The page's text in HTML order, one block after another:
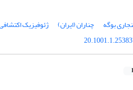
بوگه چناران (ایران) ژئوفیزیک